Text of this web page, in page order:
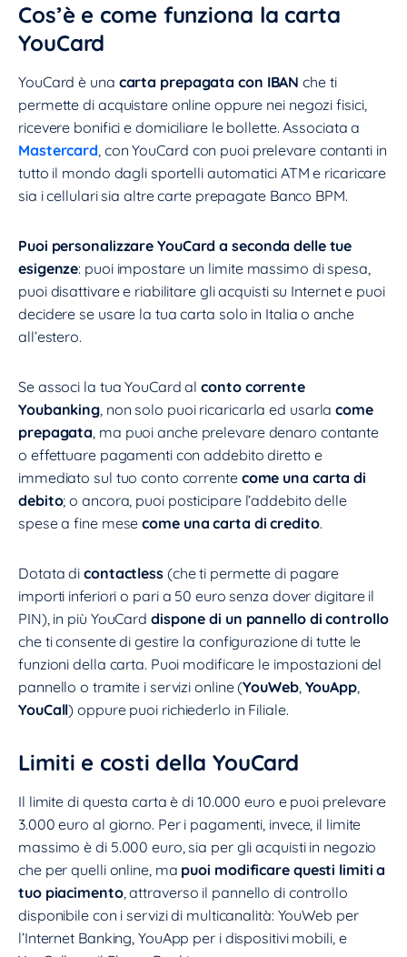
Cos’è e come funziona la carta
YouCard
YouCard è una carta prepagata con IBANche ti
permette di acquistare online oppure nei negozi fisici,
ricevere bonifici e domiciliare le bollette. Associata a
Mastercard, con YouCard con puoi prelevare contanti in
tutto il mondo dagli sportelli automatici ATM e ricaricare
sia i cellulari sia altre carte prepagate Banco BPM.
Puoi personalizzare YouCard a seconda delle tue
esigenze: puoi impostare un limite massimo di spesa,
puoi disattivare e riabilitare gli acquisti su Internet e puoi
decidere se usare la tua carta solo in Italia o anche
all’estero.
Se associ la tua YouCard alconto corrente
Youbanking, non solo puoi ricaricarla ed usarlacome
prepagata, ma puoi anche prelevare denaro contante
o effettuare pagamenti con addebito diretto e
immediato sul tuo conto corrente come una carta di
debito; o ancora, puoi posticipare l’addebito delle
spese a fine mesecome una carta di credito.
Dotata di contactless(che ti permette di pagare
importi inferiori o pari a 50 euro senza dover digitare il
PIN), in più YouCard dispone di un pannello di controllo
che ti consente di gestire la configurazione di tutte le
funzioni della carta. Puoi modificare le impostazioni del
pannello o tramite i servizi online (YouWeb, YouApp,
YouCall) oppure puoi richiederlo in Filiale.
Limiti e costi della YouCard
Il limite di questa carta è di 10.000 euro e puoi prelevare
3.000 euro al giorno. Per i pagamenti, invece, il limite
massimo è di 5.000 euro, sia per gli acquisti in negozio
che per quelli online, ma puoi modificare questi limiti a
tuo piacimento, attraverso il pannello di controllo
disponibile con i servizi di multicanalità: YouWeb per
l’Internet Banking, YouApp per i dispositivi mobili, e